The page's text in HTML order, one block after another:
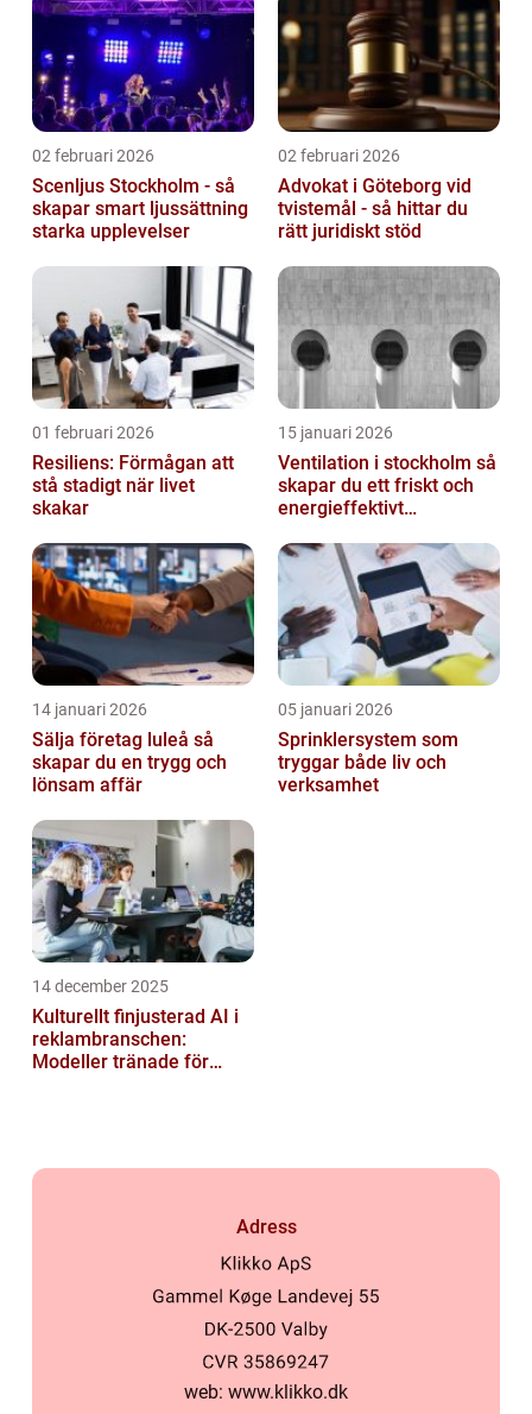
02 februari 2026
Scenljus Stockholm - så
skapar smart ljussättning
starka upplevelser
02 februari 2026
Advokat i Göteborg vid
tvistemål - så hittar du
rätt juridiskt stöd
01 februari 2026
Resiliens: Förmågan att
stå stadigt när livet
skakar
15 januari 2026
Ventilation i stockholm så
skapar du ett friskt och
energieffektivt
14 januari 2026
Sälja företag luleå så
skapar du en trygg och
lönsam affär
05 januari 2026
Sprinklersystem som
tryggar både liv och
verksamhet
14 december 2025
Kulturellt finjusterad AI i
reklambranschen:
Modeller tränade för
Adress
web: www.klikko.dk